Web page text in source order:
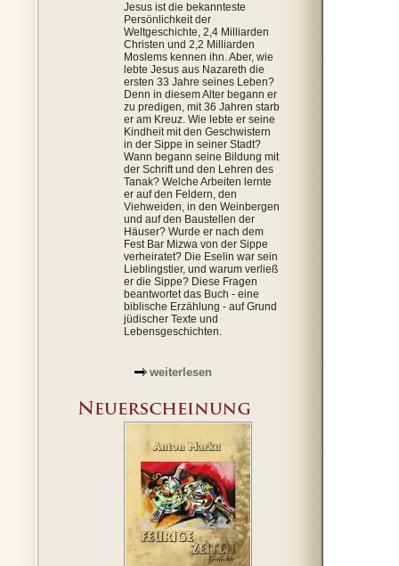
Jesus ist die bekannteste
Persönlichkeit der
Weltgeschichte, 2,4 Milliarden
Christen und 2,2 Milliarden
Moslems kennen ihn. Aber, wie
lebte Jesus aus Nazareth die
ersten 33 Jahre seines Leben?
Denn in diesem Alter begann er
zu predigen, mit 36 Jahren starb
er am Kreuz. Wie lebte er seine
Kindheit mit den Geschwistern
in der Sippe in seiner Stadt?
Wann begann seine Bildung mit
der Schrift und den Lehren des
Tanak? Welche Arbeiten lernte
er auf den Feldern, den
Viehweiden, in den Weinbergen
und auf den Baustellen der
Häuser? Wurde er nach dem
Fest Bar Mizwa von der Sippe
verheiratet? Die Eselin war sein
Lieblingstier, und warum verließ
er die Sippe? Diese Fragen
beantwortet das Buch - eine
biblische Erzählung - auf Grund
jüdischer Texte und
Lebensgeschichten.
weiterlesen